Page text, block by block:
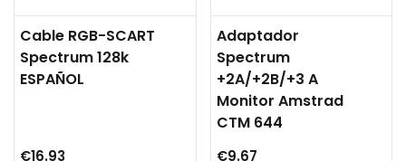
Cable RGB-SCART
Spectrum 128k
ESPAÑOL
€16.93
Adaptador
Spectrum
+2A/+2B/+3 A
Monitor Amstrad
CTM 644
€9.67